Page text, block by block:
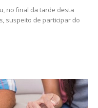
no final da tarde desta
suspeito de participar do